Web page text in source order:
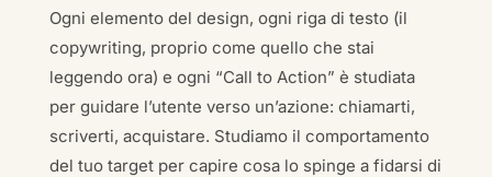
Ogni elemento del design, ogni riga di testo (il
copywriting, proprio come quello che stai
leggendo ora) e ogni “Call to Action” è studiata
per guidare l’utente verso un’azione: chiamarti,
scriverti, acquistare. Studiamo il comportamento
del tuo target per capire cosa lo spinge a fidarsi di